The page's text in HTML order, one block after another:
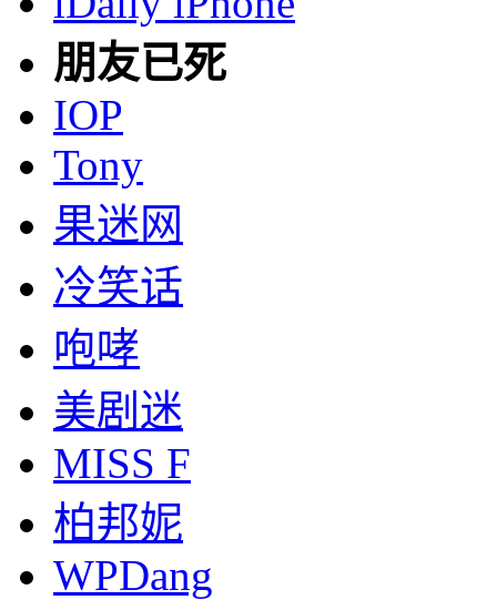
朋友已死
IOP
Tony
果迷网
冷笑话
咆哮
美剧迷
MISS F
柏邦妮
WPDang